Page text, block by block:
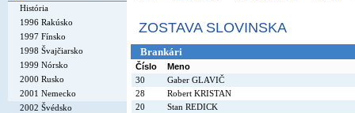
História
1996 Rakúsko
1997 Fínsko
1998 Švajčiarsko
1999 Nórsko
2000 Rusko
2001 Nemecko
2002 Švédsko
ZOSTAVA SLOVINSKA
Brankári
Číslo
Meno
30
Gaber GLAVIČ
28
Robert KRISTAN
20
Stan REDICK